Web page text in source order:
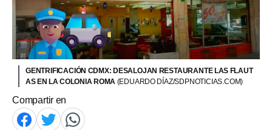
GENTRIFICACIÓN CDMX: DESALOJAN RESTAURANTE LAS FLAUT
AS EN LA COLONIA ROMA (EDUARDO DÍAZ/SDPNOTICIAS.COM)
Compartir en